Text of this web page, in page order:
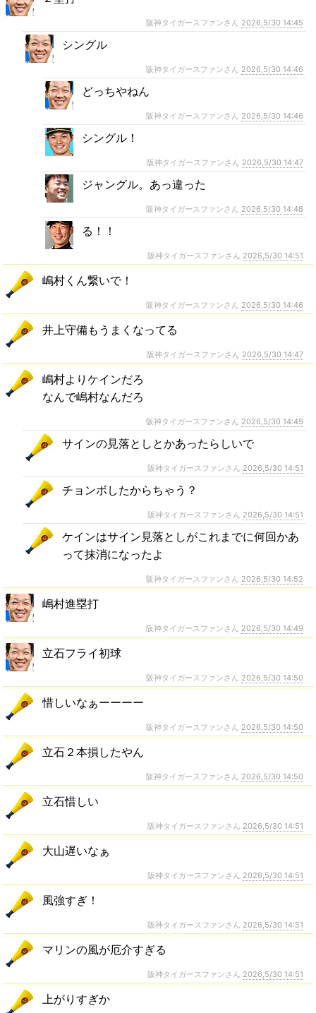
阪神タイガースファンさん 2026,5/30 14:45
シングル
阪神タイガースファンさん 2026,5/30 14:46
どっちやねん
阪神タイガースファンさん 2026,5/30 14:46
シングル！
阪神タイガースファンさん 2026,5/30 14:47
ジャングル。あっ違った
阪神タイガースファンさん 2026,5/30 14:48
る！！
阪神タイガースファンさん 2026,5/30 14:51
嶋村くん繋いで！
阪神タイガースファンさん 2026,5/30 14:46
井上守備もうまくなってる
阪神タイガースファンさん 2026,5/30 14:47
嶋村よりケインだろ
なんで嶋村なんだろ
阪神タイガースファンさん 2026,5/30 14:49
サインの見落としとかあったらしいで
阪神タイガースファンさん 2026,5/30 14:51
チョンボしたからちゃう？
阪神タイガースファンさん 2026,5/30 14:51
ケインはサイン見落としがこれまでに何回かあ
って抹消になったよ
阪神タイガースファンさん 2026,5/30 14:52
嶋村進塁打
阪神タイガースファンさん 2026,5/30 14:49
立石フライ初球
阪神タイガースファンさん 2026,5/30 14:50
惜しいなぁーーーー
阪神タイガースファンさん 2026,5/30 14:50
立石２本損したやん
阪神タイガースファンさん 2026,5/30 14:50
立石惜しい
阪神タイガースファンさん 2026,5/30 14:51
大山遅いなぁ
阪神タイガースファンさん 2026,5/30 14:51
風強すぎ！
阪神タイガースファンさん 2026,5/30 14:51
マリンの風が厄介すぎる
阪神タイガースファンさん 2026,5/30 14:51
上がりすぎか